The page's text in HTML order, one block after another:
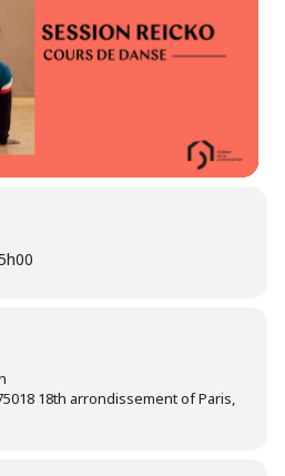
18th arrondissement of Paris,